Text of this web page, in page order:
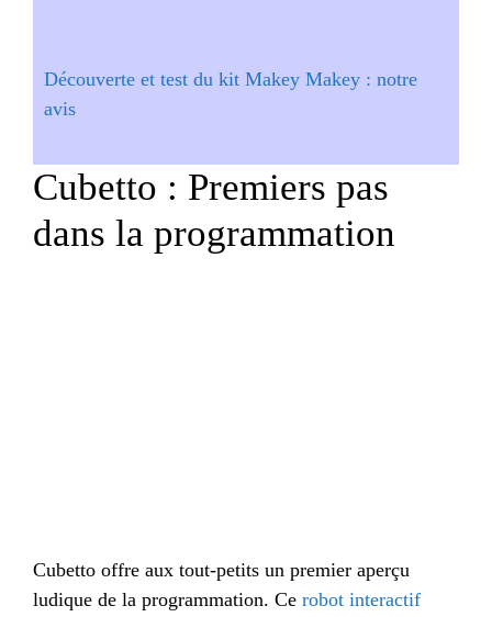
Découverte et test du kit Makey Makey : notre
avis
Cubetto : Premiers pas
dans la programmation
Cubetto offre aux tout-petits un premier aperçu
ludique de la programmation. Ce robot interactif